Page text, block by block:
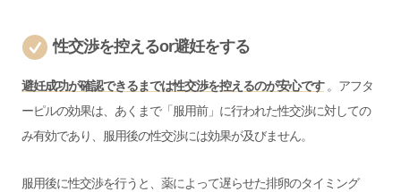
性交渉を控えるor避妊をする
避妊成功が確認できるまでは性交渉を控えるのが安心です。アフタ
ーピルの効果は、あくまで「服用前」に行われた性交渉に対しての
み有効であり、服用後の性交渉には効果が及びません。
服用後に性交渉を行うと、薬によって遅らせた排卵のタイミング